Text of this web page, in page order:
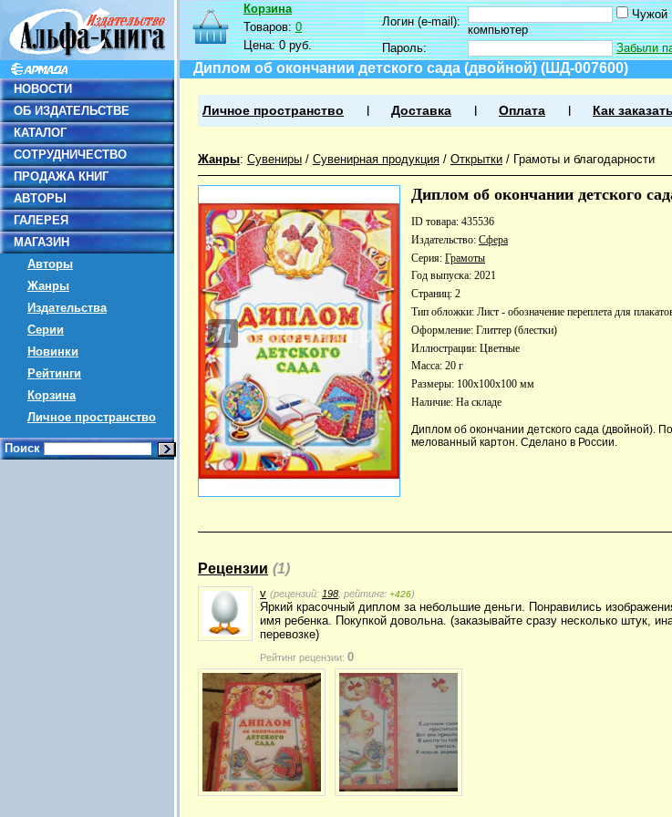
НОВОСТИ
ОБ ИЗДАТЕЛЬСТВЕ
КАТАЛОГ
СОТРУДНИЧЕСТВО
ПРОДАЖА КНИГ
АВТОРЫ
ГАЛЕРЕЯ
МАГАЗИН
Авторы
Жанры
Издательства
Серии
Новинки
Рейтинги
Корзина
Личное пространство
Поиск
Корзина
Товаров:0
Цена:0 руб.
Логин (e-mail):
Чужой
компьютер
Пароль:
Забыли
Диплом об окончании детского сада (двойной) (ШД-007600)
Личное пространство Доставка Оплата Как заказать
Жанры: Сувениры / Сувенирная продукция / Открытки / Грамоты и благодарности
Диплом об окончании детского
ID товара: 435536
Издательство: Сфера
Серия: Грамоты
Год выпуска: 2021
Страниц: 2
Тип обложки: Лист - обозначение переплета для
Оформление: Глиттер (блестки)
Иллюстрации: Цветные
Масса: 20 г
Размеры: 100x100x100 мм
Наличие: На складе
Диплом об окончании детского сада (двойной).
мелованный картон. Сделано в России.
Рецензии (1)
v (рецензий: 198 , рейтинг: +426)
Яркий красочный диплом за небольшие деньги. Понравились
имя ребенка. Покупкой довольна. (заказывайте сразу несколько штук,
перевозке)
Рейтинг рецензии: 0